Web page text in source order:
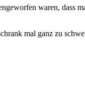
waren, dass
mal ganz zu